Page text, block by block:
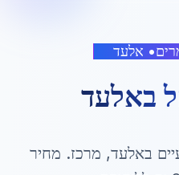
• אלעד
באלעד
באלעד, מרכז. מחיר